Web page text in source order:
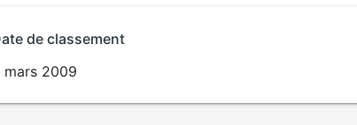
de classement
mars 2009